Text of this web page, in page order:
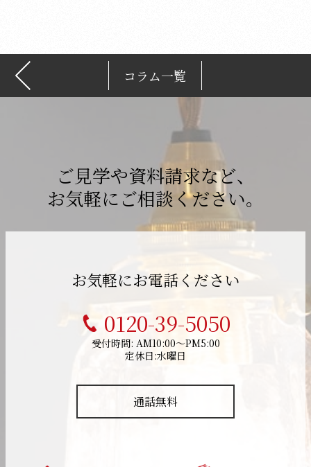
コラム一覧
ご見学や資料請求など、
お気軽にご相談ください。
お気軽にお電話ください
0120-39-5050
受付時間: AM10:00～PM5:00
定休日:水曜日
通話無料